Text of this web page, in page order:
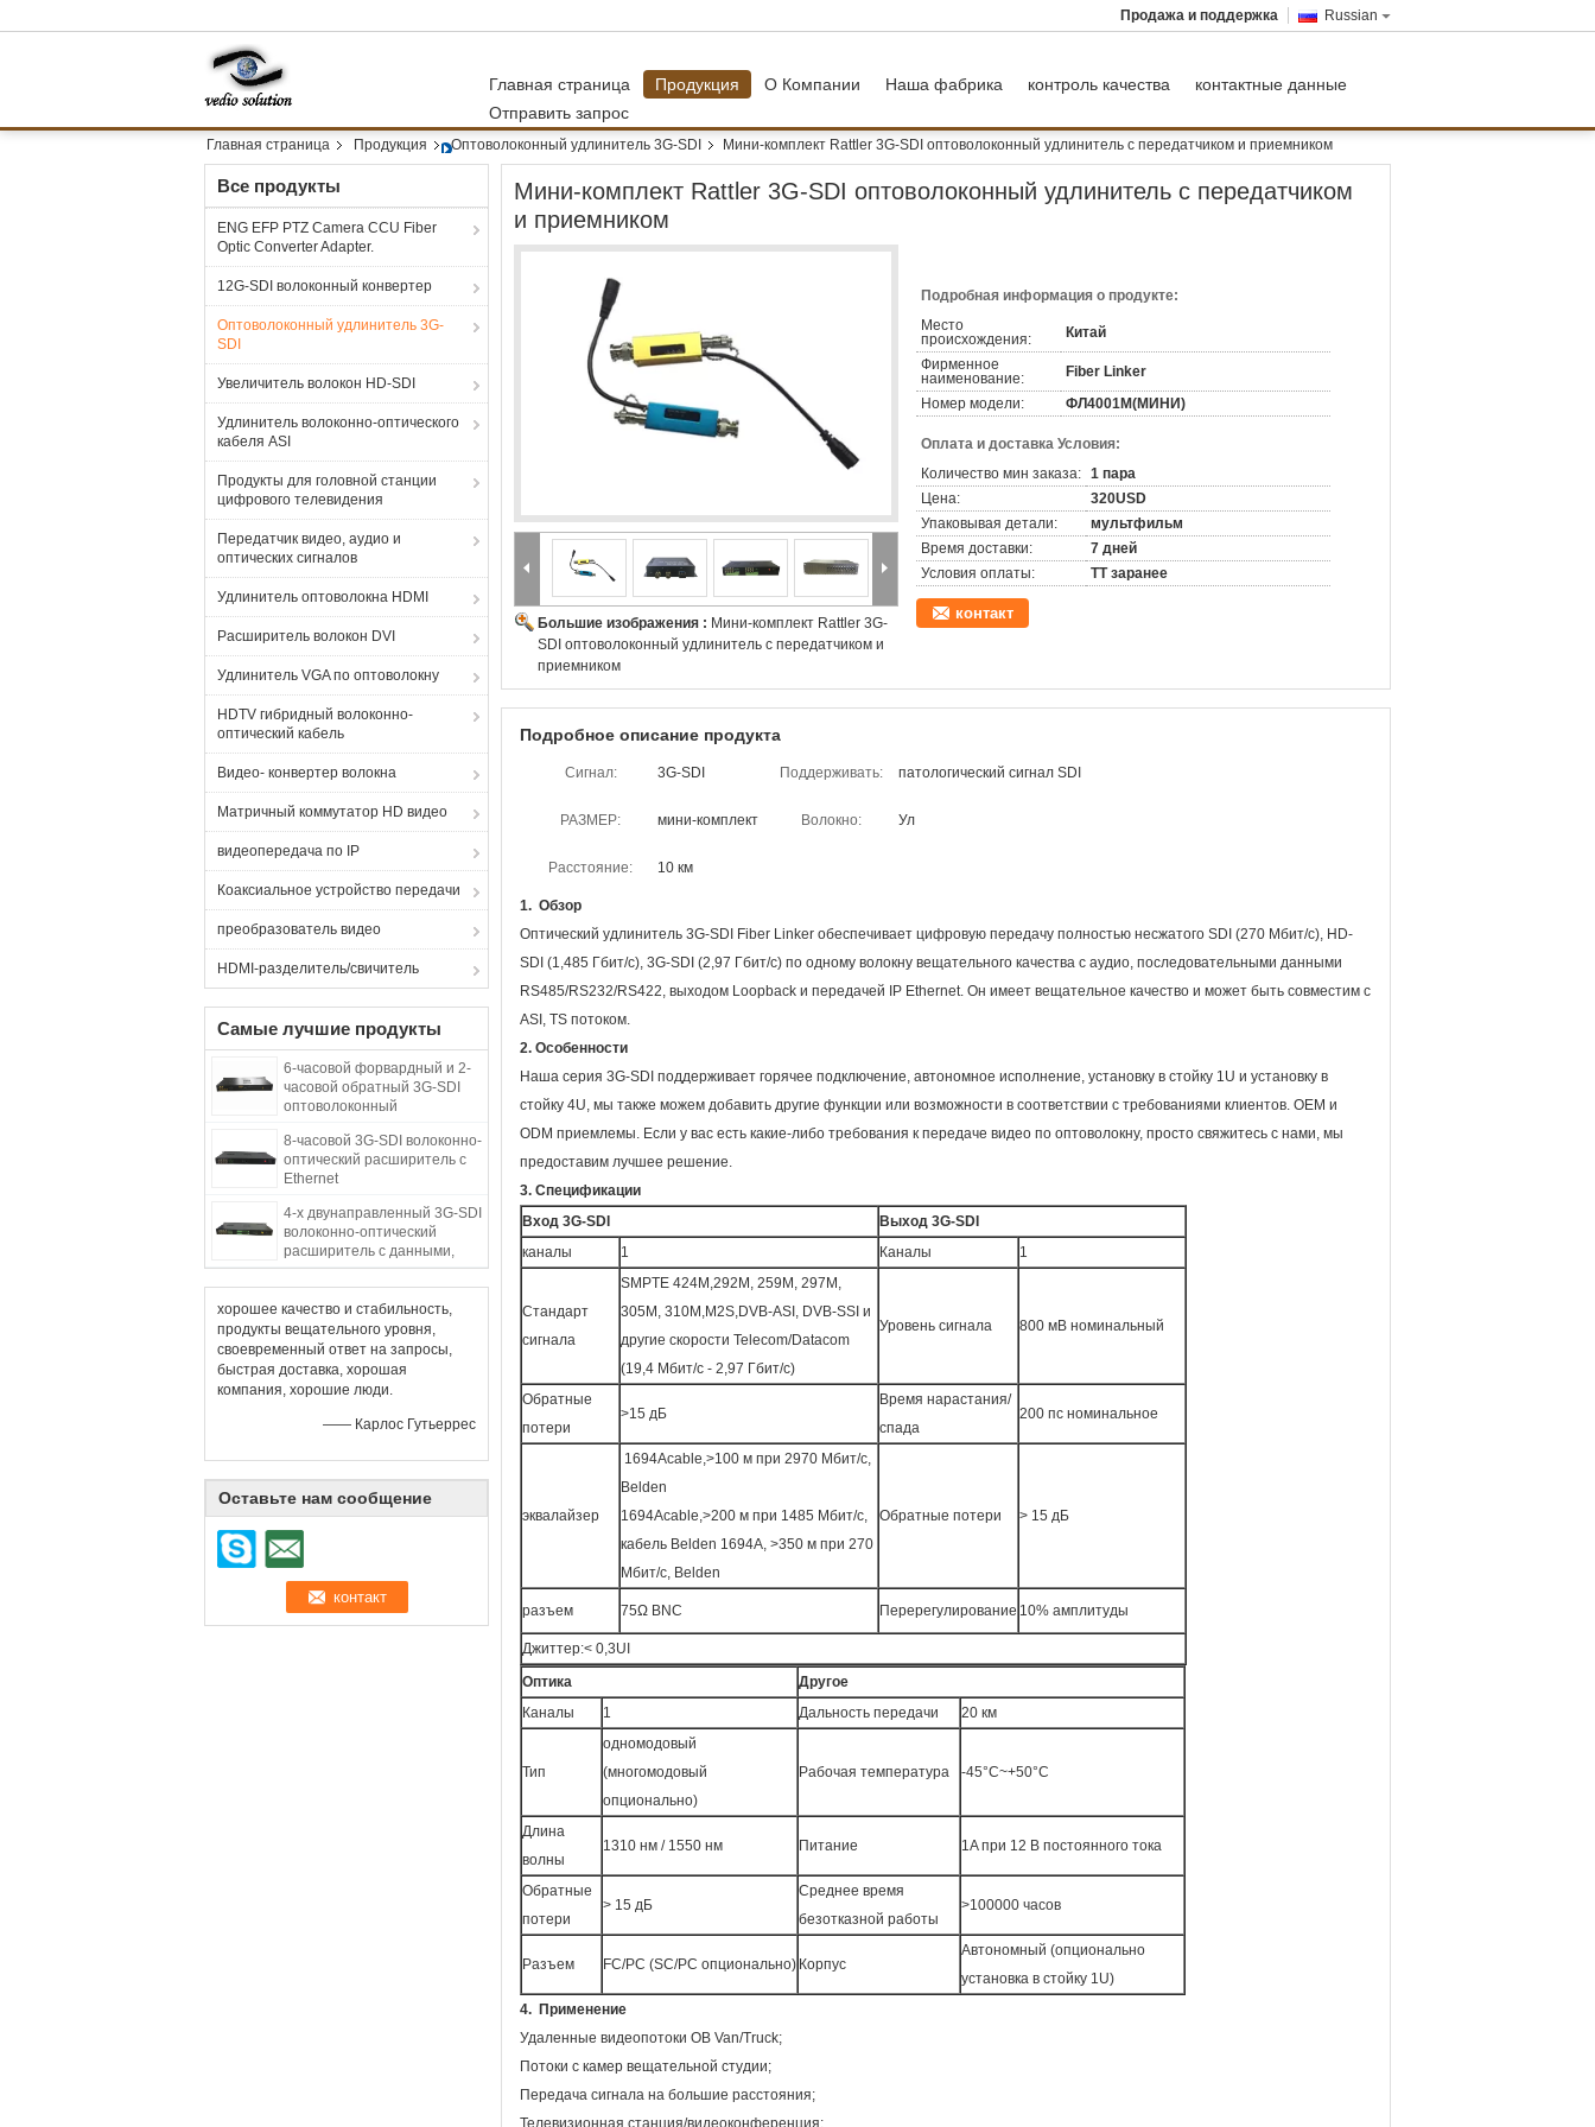
Russian
Продажа и поддержка
Главная страница Продукция О Компании Наша фабрика контроль качества
контактные данные
Отправить запрос
Главная страница Продукция Оптоволоконный удлинитель 3G-SDI Мини-комплект Rattler 3G-SDI оптоволоконный удлинитель с передатчиком и приемником
Все продукты
ENG EFP PTZ Camera CCU Fiber
Optic Converter Adapter.
12G-SDI волоконный конвертер
Оптоволоконный удлинитель 3G-
SDI
Увеличитель волокон HD-SDI
Удлинитель волоконно-оптического
кабеля ASI
Продукты для головной станции
цифрового телевидения
Передатчик видео, аудио и
оптических сигналов
Удлинитель оптоволокна HDMI
Расширитель волокон DVI
Удлинитель VGA по оптоволокну
HDTV гибридный волоконно-
оптический кабель
Видео- конвертер волокна
Матричный коммутатор HD видео
видеопередача по IP
Коаксиальное устройство передачи
преобразователь видео
HDMI-разделитель/свичитель
Самые лучшие продукты
6-часовой форвардный и 2-
часовой обратный 3G-SDI
оптоволоконный
8-часовой 3G-SDI волоконно-
оптический расширитель с
Ethernet
4-х двунаправленный 3G-SDI
волоконно-оптический
расширитель с данными,
аудио
хорошее качество и стабильность,
продукты вещательного уровня,
своевременный ответ на запросы,
быстрая доставка, хорошая
компания, хорошие люди.
—— Карлос Гутьеррес
Оставьте нам сообщение
Мини-комплект Rattler 3G-SDI оптоволоконный удлинитель с передатчиком
и приемником
Большие изображения : Мини-комплект Rattler 3G-
SDI оптоволоконный удлинитель с передатчиком и
приемником
Подробная информация о продукте:
Место
происхождения:
Китай
Фирменное
наименование:
Fiber Linker
Номер модели:
ФЛ4001М(МИНИ)
Оплата и доставка Условия:
Количество мин заказа: 1 пара
Цена:
320USD
Упаковывая детали:
мультфильм
Время доставки:
7 дней
Условия оплаты:
TT заранее
контакт
Подробное описание продукта
Сигнал: 3G-SDI Поддерживать: патологический сигнал SDI
РАЗМЕР: мини-комплект Волокно: Ул
Расстояние: 10 км
1. Обзор
Оптический удлинитель 3G-SDI Fiber Linker обеспечивает цифровую передачу полностью несжатого SDI (270 Мбит/с), HD-
SDI (1,485 Гбит/с), 3G-SDI (2,97 Гбит/с) по одному волокну вещательного качества с аудио, последовательными данными
RS485/RS232/RS422, выходом Loopback и передачей IP Ethernet. Он имеет вещательное качество и может быть совместим с
ASI, TS потоком.
2. Особенности
Наша серия 3G-SDI поддерживает горячее подключение, автономное исполнение, установку в стойку 1U и установку в
стойку 4U, мы также можем добавить другие функции или возможности в соответствии с требованиями клиентов. OEM и
ODM приемлемы. Если у вас есть какие-либо требования к передаче видео по оптоволокну, просто свяжитесь с нами, мы
предоставим лучшее решение.
3. Спецификации
Вход 3G-SDI
Выход 3G-SDI
каналы
1 Каналы 1
Стандарт
сигнала
SMPTE 424M,292M, 259M, 297M,
305M, 310M,M2S,DVB-ASI, DVB-SSI и
другие скорости Telecom/Datacom
(19,4 Мбит/с - 2,97 Гбит/с)
Уровень сигнала 800 мВ номинальный
Обратные
потери
>15 дБ
Время нарастания/
спада
200 пс номинальное
эквалайзер
1694Acable,>100 м при 2970 Мбит/с,
Belden
1694Acable,>200 м при 1485 Мбит/с,
кабель Belden 1694A, >350 м при 270
Мбит/с, Belden
Обратные потери > 15 дБ
разъем 75Ω BNC Перерегулирование 10% амплитуды
Джиттер:< 0,3UI
Оптика
Другое
Каналы
1 Дальность передачи 20 км
Тип
одномодовый
(многомодовый
опционально)
Рабочая температура -45°C~+50°C
Длина
волны
1310 нм / 1550 нм Питание 1A при 12 В постоянного тока
Обратные
потери
> 15 дБ
Среднее время
безотказной работы
>100000 часов
Разъем FC/PC (SC/PC опционально) Корпус
Автономный (опционально
установка в стойку 1U)
4. Применение
Удаленные видеопотоки OB Van/Truck;
Потоки с камер вещательной студии;
Передача сигнала на большие расстояния;
Телевизионная станция/видеоконференция;